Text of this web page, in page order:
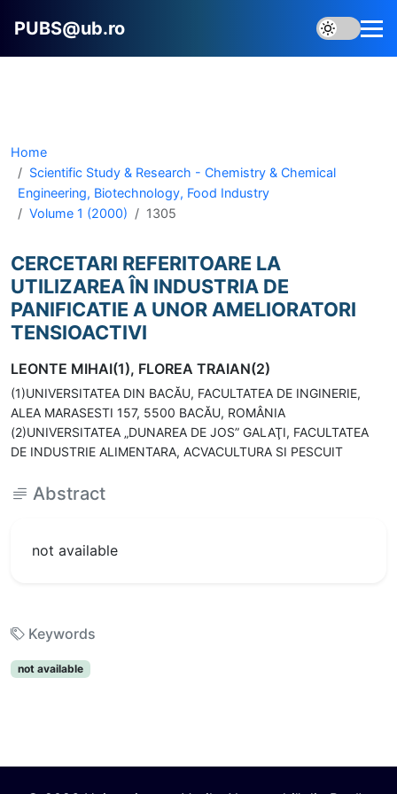
PUBS@ub.ro
Home
Scientific Study & Research - Chemistry & Chemical
Engineering, Biotechnology, Food Industry
Volume 1 (2000)
1305
CERCETARI REFERITOARE LA
UTILIZAREA ÎN INDUSTRIA DE
PANIFICATIE A UNOR AMELIORATORI
TENSIOACTIVI
LEONTE MIHAI(1), FLOREA TRAIAN(2)
(1)UNIVERSITATEA DIN BACĂU, FACULTATEA DE INGINERIE,
ALEA MARASESTI 157, 5500 BACĂU, ROMÂNIA
(2)UNIVERSITATEA „DUNAREA DE JOS” GALAŢI, FACULTATEA
DE INDUSTRIE ALIMENTARA, ACVACULTURA SI PESCUIT
Abstract
not available
Keywords
not available